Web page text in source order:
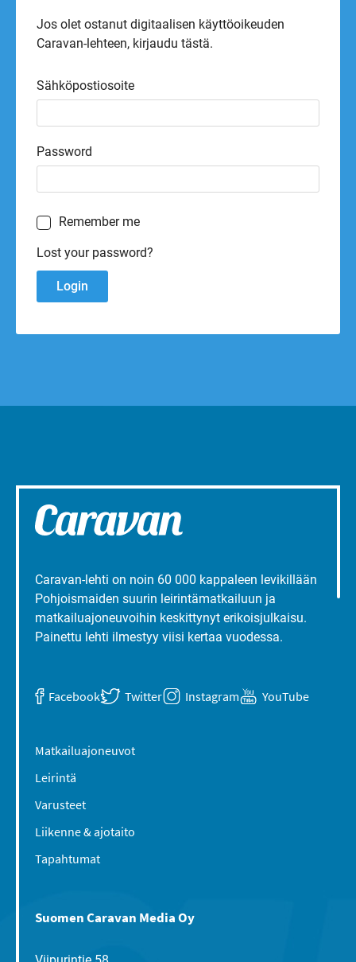
Jos olet ostanut digitaalisen käyttöoikeuden
Caravan-lehteen, kirjaudu tästä.
Sähköpostiosoite
Password
Remember me
Lost your password?
Caravan-lehti on noin 60 000 kappaleen levikillään
Pohjoismaiden suurin leirintämatkailuun ja
matkailuajoneuvoihin keskittynyt erikoisjulkaisu.
Painettu lehti ilmestyy viisi kertaa vuodessa.
Facebook Twitter Instagram YouTube
Matkailuajoneuvot
Leirintä
Varusteet
Liikenne & ajotaito
Tapahtumat
Suomen Caravan Media Oy